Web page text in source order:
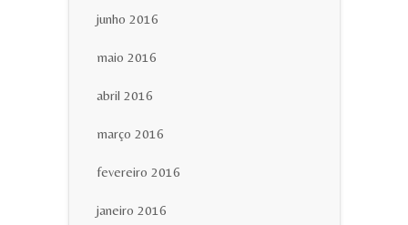
junho 2016
maio 2016
abril 2016
março 2016
fevereiro 2016
janeiro 2016